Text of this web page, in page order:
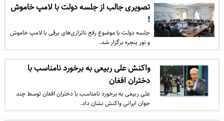
تصویری جالب از جلسه دولت با لامپ خاموش
!
جلسه دولت با موضوع رفع ناترازی‌های برقی با لامپ خاموش
و نور پنجره برگزار شد.
واکنش علی ربیعی به برخورد نامناسب با
دختران افغان
علی ربیعی به برخورد نامناسب با دختران افغان توسط چند
جوان ایرانی واکنش نشان داد.